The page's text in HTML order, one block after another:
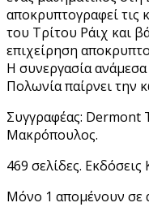
αποκρυπτογραφεί τις
του Τρίτου Ράιχ και
επιχείρηση
Η συνεργασία ανάμεσα
Πολωνία παίρνει την
Συγγραφέας:
Μακρόπουλος.
469 σελίδες. Εκδόσεις
Μόνο 1 απομένουν σε